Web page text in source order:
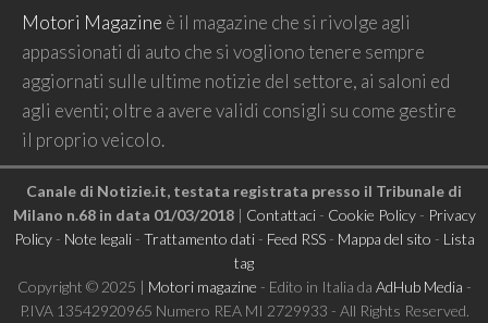
Motori Magazine è il magazine che si rivolge agli
appassionati di auto che si vogliono tenere sempre
aggiornati sulle ultime notizie del settore, ai saloni ed
agli eventi; oltre a avere validi consigli su come gestire
il proprio veicolo.
Canale di Notizie.it, testata registrata presso il Tribunale di
Milano n.68 in data 01/03/2018| Contattaci- Cookie Policy- Privacy
Policy- Note legali- Trattamento dati- Feed RSS- Mappa del sito - Lista
tag
Copyright © 2025 | Motori magazine - Edito in Italia da AdHub Media -
P.IVA 13542920965 Numero REA MI 2729933 - All Rights Reserved.